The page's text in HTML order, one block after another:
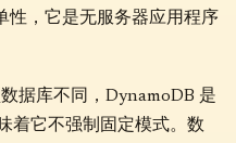
性，它是无服务器应用程序
数据库不同，DynamoDB 是
着它不强制固定模式。数